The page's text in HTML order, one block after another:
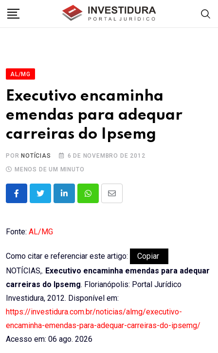
AL/MG
Executivo encaminha
emendas para adequar
carreiras do Ipsemg
POR NOTÍCIAS
6 DE NOVEMBRO DE 2012
MENOS DE UM MINUTO
LinkedInWhatsappShare
Fonte: AL/MG
Como citar e referenciar este artigo:
Copiar
NOTÍCIAS,. Executivo encaminha emendas para adequar
carreiras do Ipsemg. Florianópolis: Portal Jurídico
Investidura, 2012. Disponível em:
https://investidura.com.br/noticias/almg/executivo-
encaminha-emendas-para-adequar-carreiras-do-ipsemg/
Acesso em: 06 ago. 2026